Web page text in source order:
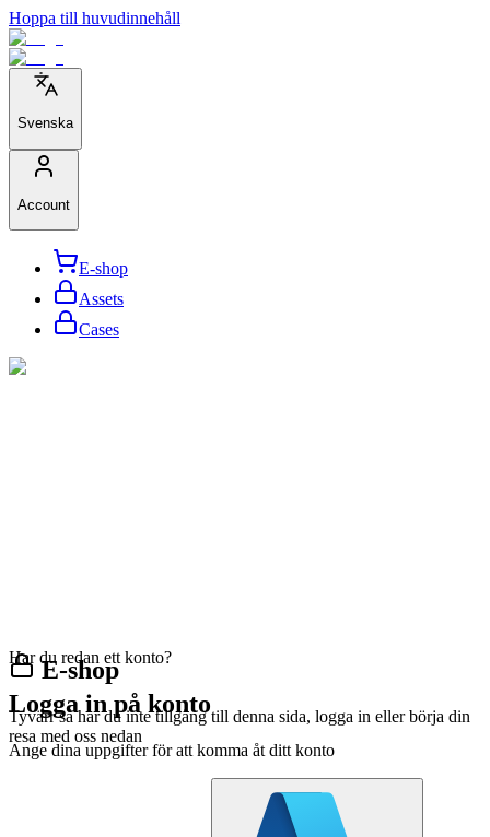
Hoppa till huvudinnehåll
Svenska
Account
E-shop
Assets
Cases
E-shop
Tyvärr så har du inte tillgång till denna sida, logga in eller börja din
resa med oss nedan
Har du redan ett konto?
Logga in på konto
Ange dina uppgifter för att komma åt ditt konto